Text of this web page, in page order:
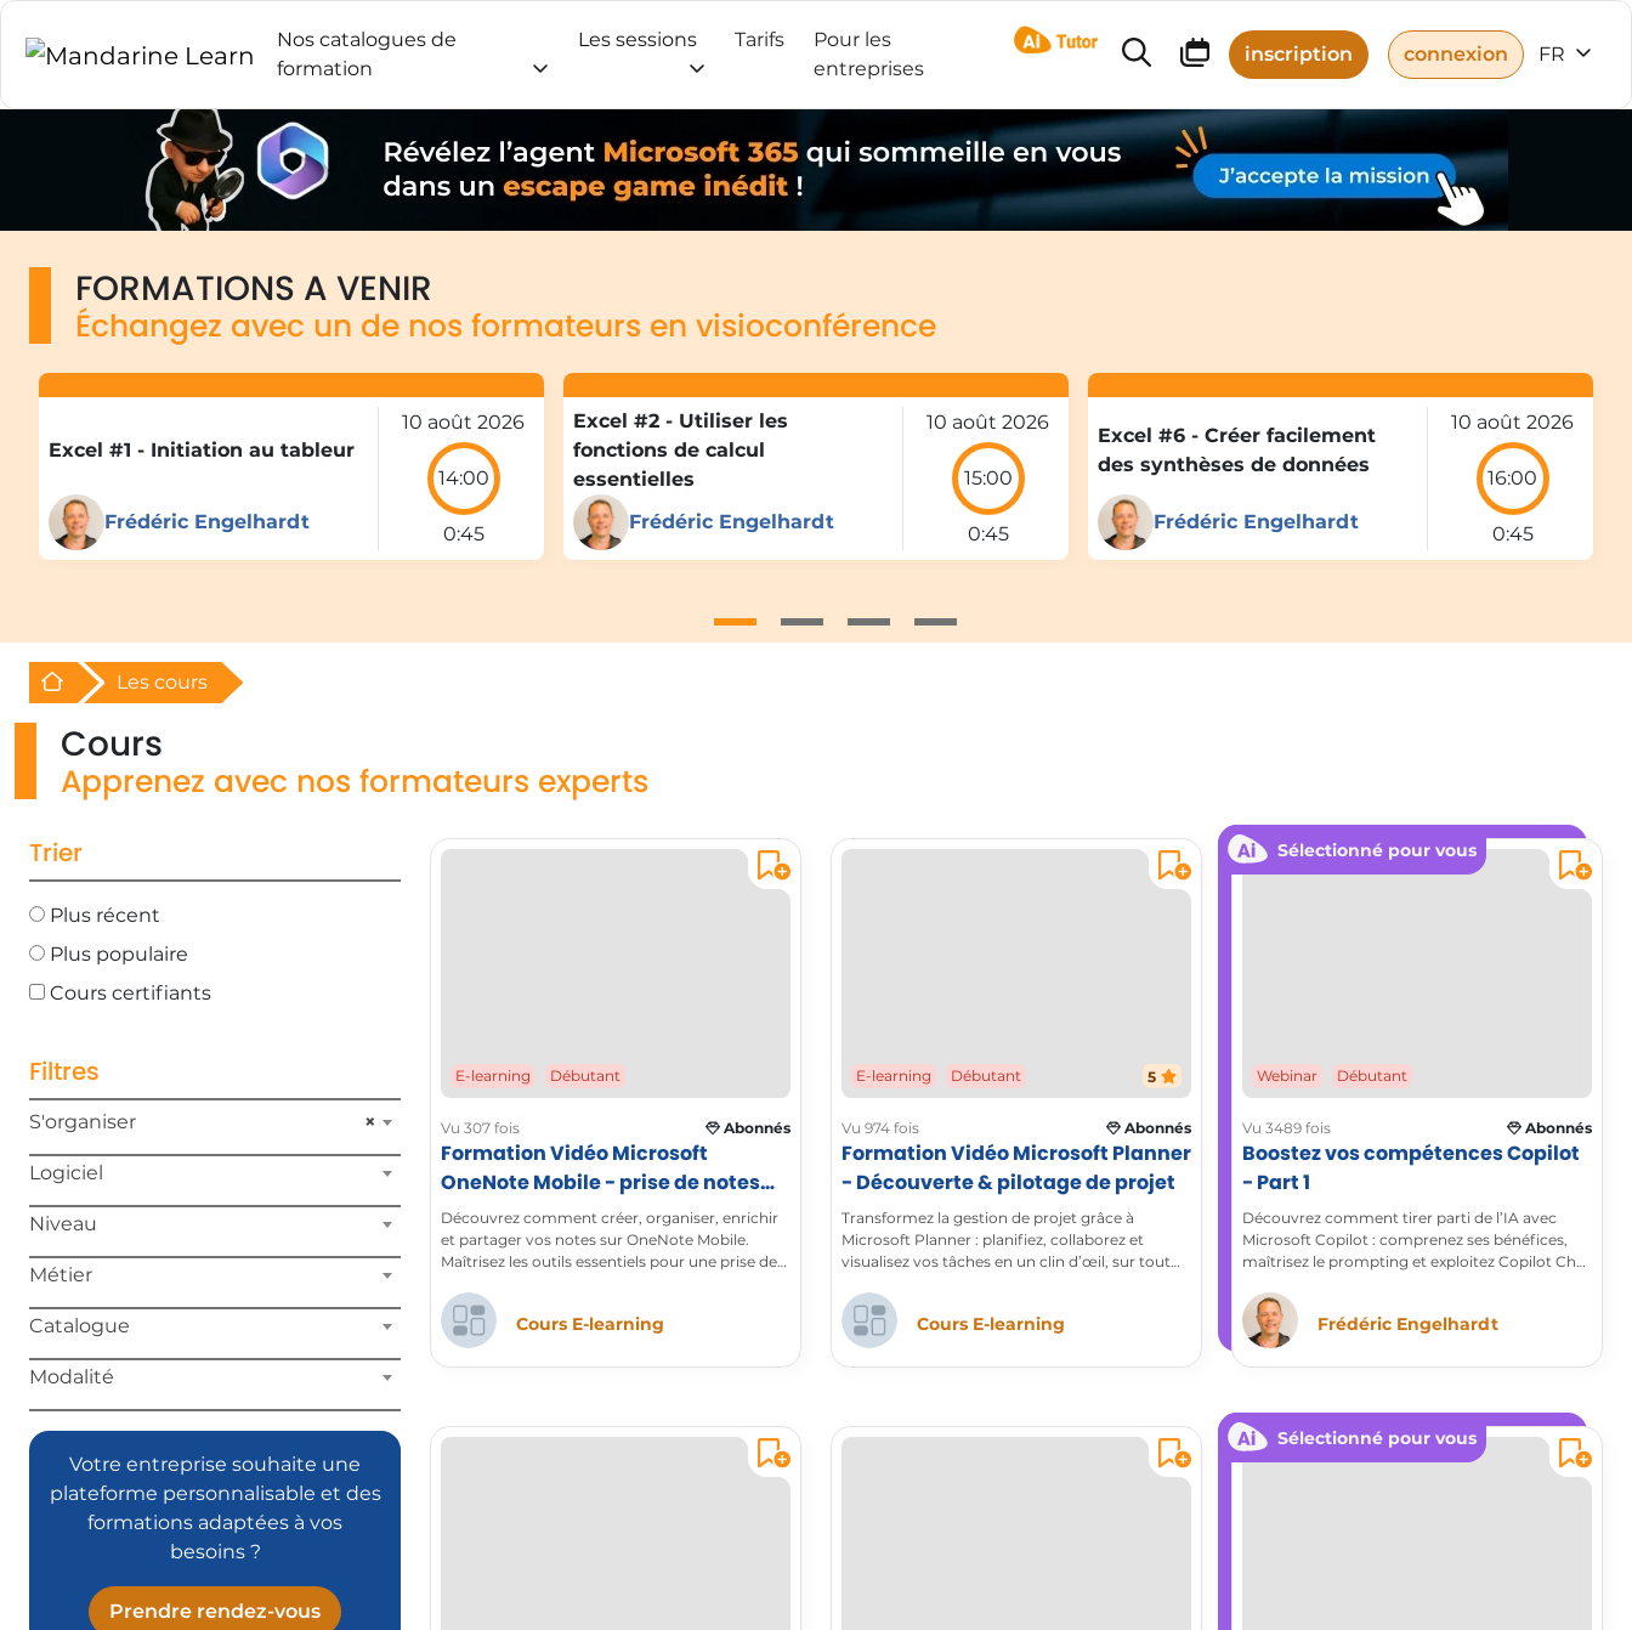
Nos catalogues de
formation
Les sessions Tarifs
Pour les
entreprises
AI Tutor inscription connexion FR
FORMATIONS A VENIR
Échangez avec un de nos formateurs en visioconférence
Excel #1 - Initiation au tableur
Frédéric Engelhardt
10 août 2026
14:00
0:45
Excel #2 - Utiliser les
fonctions de calcul
essentielles
Frédéric Engelhardt
10 août 2026
15:00
0:45
Excel #6 - Créer facilement
des synthèses de données
Frédéric Engelhardt
10 août 2026
16:00
0:45
Retour à l'acceuil
Les cours
Cours
Apprenez avec nos formateurs experts
Trier
Plus récent
Plus populaire
Cours certifiants
Filtres
×
S'organiser
Logiciel
Niveau
Métier
Catalogue
Modalité
Votre entreprise souhaite une
plateforme personnalisable et des
formations adaptées à vos
besoins ?
Prendre rendez-vous
E-learning Débutant
Vu 307 fois Abonnés
Formation Vidéo Microsoft
OneNote Mobile - prise de notes
efficace sur Android
Découvrez comment créer, organiser, enrichir
et partager vos notes sur OneNote Mobile.
Maîtrisez les outils essentiels pour une prise de
Cours E-learning
E-learning Débutant 5
Vu 974 fois Abonnés
Formation Vidéo Microsoft Planner
- Découverte & pilotage de projet
Transformez la gestion de projet grâce à
Microsoft Planner : planifiez, collaborez et
visualisez vos tâches en un clin d’œil, sur tout
Cours E-learning
Sélectionné pour vous
Webinar Débutant
Vu 3489 fois Abonnés
Boostez vos compétences Copilot
- Part 1
Découvrez comment tirer parti de l’IA avec
Microsoft Copilot : comprenez ses bénéfices,
maîtrisez le prompting et exploitez Copilot Chat
première étape essentielle vers la certification
Microsoft AI Business Professional (AB730).
Frédéric Engelhardt
Sélectionné pour vous